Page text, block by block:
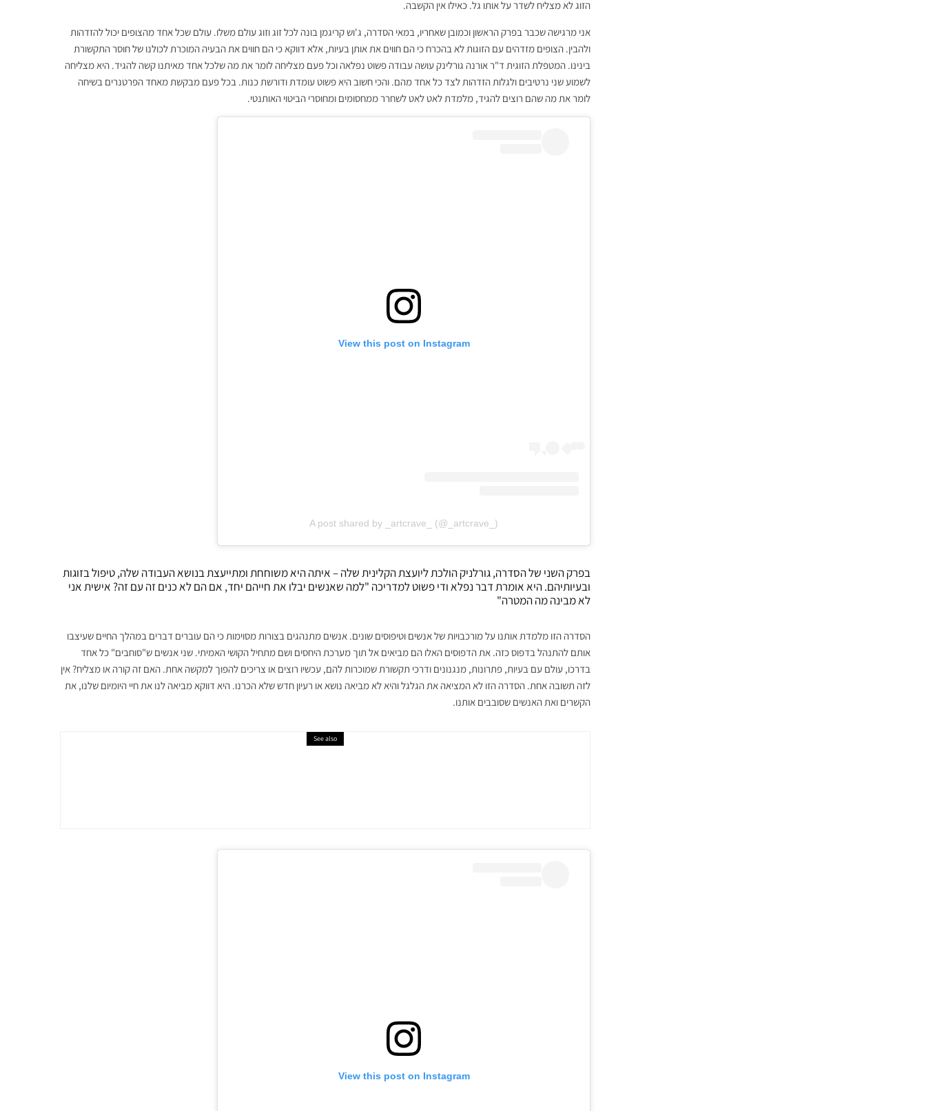
הזוג לא מצליח לשדר על אותו גל. כאילו אין הקשבה.
אני מרגישה שכבר בפרק הראשון וכמובן שאחריו, במאי הסדרה, ג'וש קריגמן בונה לכל זוג וזוג עולם משלו. עולם שכל אחד מהצופים יכול להזדהות
ולהבין. הצופים מזדהים עם הזוגות לא בהכרח כי הם חווים את אותן בעיות, אלא דווקא כי הם חווים את הבעיה המוכרת לכולנו של חוסר התקשורת
בינינו. המטפלת הזוגית ד"ר אורנה גורלינק עושה עבודה פשוט נפלאה וכל פעם מצליחה לומר את מה שלכל אחד מאיתנו קשה להגיד. היא מצליחה
לשמוע שני נרטיבים ולגלות הזדהות לצד כל אחד מהם. והכי חשוב היא פשוט עומדת ודורשת כנות. בכל פעם מבקשת מאחד הפרטנרים בשיחה
לומר את מה שהם רוצים להגיד, מלמדת לאט לאט לשחרר ממחסומים ומחוסרי הביטוי האותנטי.
View this post on Instagram
A post shared by _artcrave_ (@_artcrave_)
בפרק השני של הסדרה, גורלניק הולכת ליועצת הקלינית שלה – איתה היא משוחחת ומתייעצת בנושא העבודה שלה, טיפול בזוגות
ובעיותיהם. היא אומרת דבר נפלא ודי פשוט למדריכה "למה שאנשים יבלו את חייהם יחד, אם הם לא כנים זה עם זה? אישית אני
לא מבינה מה המטרה"
הסדרה הזו מלמדת אותנו על מורכבויות של אנשים וטיפוסים שונים. אנשים מתנהגים בצורות מסוימות כי הם עוברים דברים במהלך החיים שעיצבו
אותם להתנהל בדפוס כזה. את הדפוסים האלו הם מביאים אל תוך מערכת היחסים ושם מתחיל הקושי האמיתי. שני אנשים ש"סוחבים" כל אחד
בדרכו, עולם עם בעיות, פתרונות, מנגנונים ודרכי תקשורת שמוכרות להם, עכשיו רוצים או צריכים להפוך למקשה אחת. האם זה קורה או מצליח? אין
לזה תשובה אחת. הסדרה הזו לא המציאה את הגלגל והיא לא מביאה נושא או רעיון חדש שלא הכרנו. היא דווקא מביאה לנו את חיי היומיום שלנו, את
הקשרים ואת האנשים שסובבים אותנו.
See also
View this post on Instagram